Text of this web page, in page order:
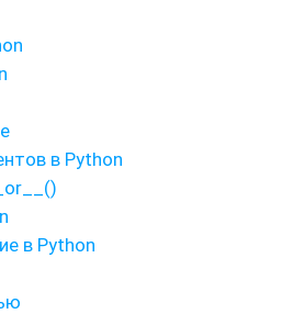
в Python
в Python